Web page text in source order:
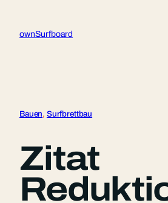
springen
ownSurfboard
Bauen, Surfbrettbau
Zitat